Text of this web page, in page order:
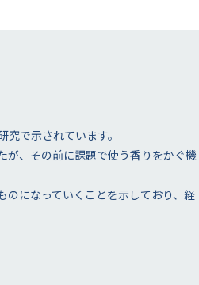
で示されています。
が、その前に課題で使う香りをかぐ機
のになっていくことを示しており、経